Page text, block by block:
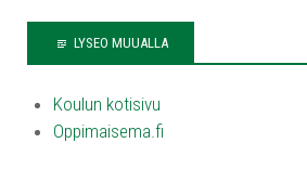
LYSEO MUUALLA
Koulun kotisivu
Oppimaisema.fi